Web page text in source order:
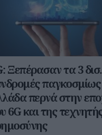
Ξεπέρασαν τα 3 δισ.
περνά στην
6G και της